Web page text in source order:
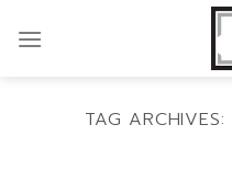
TAG ARCHIVES: